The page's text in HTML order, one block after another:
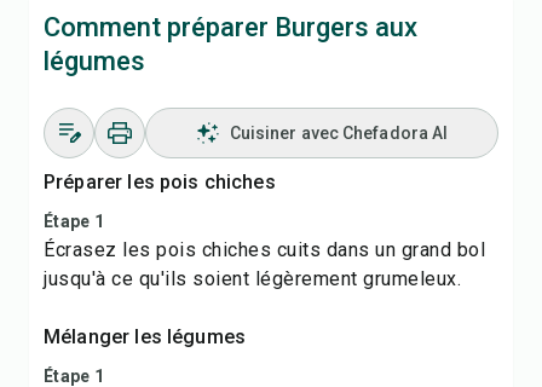
Comment préparer Burgers aux
légumes
Cuisiner avec Chefadora AI
Préparer les pois chiches
Étape 1
Écrasez les pois chiches cuits dans un grand bol
jusqu'à ce qu'ils soient légèrement grumeleux.
Mélanger les légumes
Étape 1